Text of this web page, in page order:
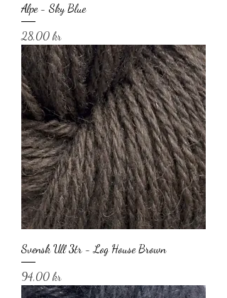
Alpe - Sky Blue
Pris
28,00 kr
Svensk Ull 3tr - Log House Brown
Pris
94,00 kr